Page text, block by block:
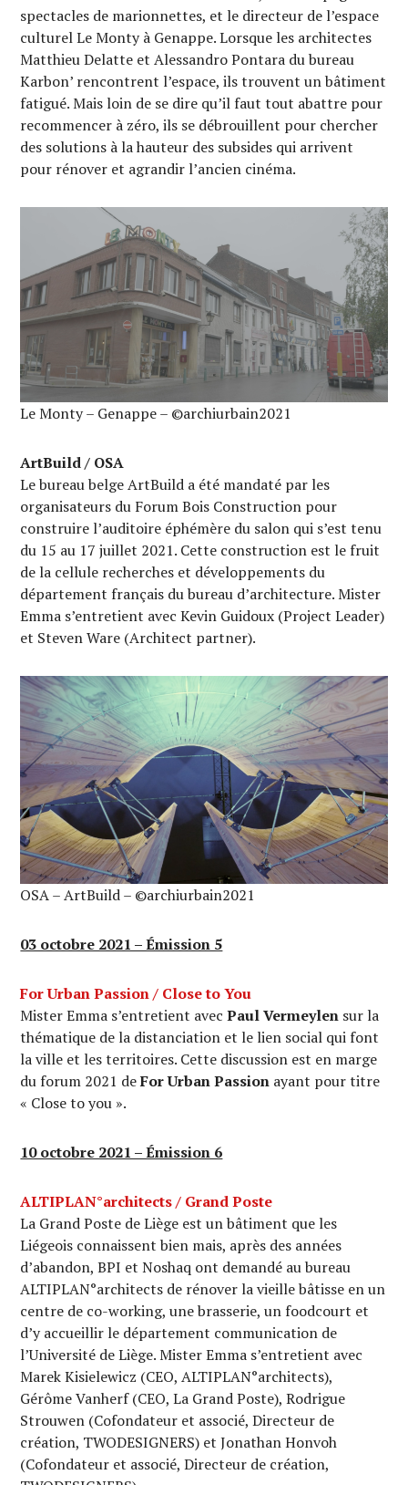
spectacles de marionnettes, et le directeur de l’espace
culturel Le Monty à Genappe. Lorsque les architectes
Matthieu Delatte et Alessandro Pontara du bureau
Karbon’ rencontrent l’espace, ils trouvent un bâtiment
fatigué. Mais loin de se dire qu’il faut tout abattre pour
recommencer à zéro, ils se débrouillent pour chercher
des solutions à la hauteur des subsides qui arrivent
pour rénover et agrandir l’ancien cinéma.
Le Monty – Genappe – ©archiurbain2021
ArtBuild / OSA
Le bureau belge ArtBuild a été mandaté par les
organisateurs du Forum Bois Construction pour
construire l’auditoire éphémère du salon qui s’est tenu
du 15 au 17 juillet 2021. Cette construction est le fruit
de la cellule recherches et développements du
département français du bureau d’architecture. Mister
Emma s’entretient avec Kevin Guidoux (Project Leader)
et Steven Ware (Architect partner).
OSA – ArtBuild – ©archiurbain2021
03 octobre 2021 – Émission 5
For Urban Passion / Close to You
Mister Emma s’entretient avecPaul Vermeylen sur la
thématique de la distanciation et le lien social qui font
la ville et les territoires. Cette discussion est en marge
du forum 2021 deFor Urban Passion ayant pour titre
« Close to you ».
10 octobre 2021 – Émission 6
ALTIPLAN°architects / Grand Poste
La Grand Poste de Liège est un bâtiment que les
Liégeois connaissent bien mais, après des années
d’abandon, BPI et Noshaq ont demandé au bureau
ALTIPLAN°architects de rénover la vieille bâtisse en un
centre de co-working, une brasserie, un foodcourt et
d’y accueillir le département communication de
l’Université de Liège. Mister Emma s’entretient avec
Marek Kisielewicz (CEO, ALTIPLAN°architects),
Gérôme Vanherf (CEO, La Grand Poste), Rodrigue
Strouwen (Cofondateur et associé, Directeur de
création, TWODESIGNERS) et Jonathan Honvoh
(Cofondateur et associé, Directeur de création,